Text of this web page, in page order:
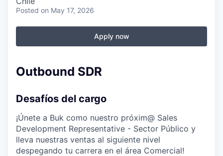
Posted on May 17, 2026
Apply now
Outbound SDR
Desafíos del cargo
¡Únete a Buk como nuestro próxim@ Sales
Development Representative - Sector Público y
lleva nuestras ventas al siguiente nivel
despegando tu carrera en el área Comercial!